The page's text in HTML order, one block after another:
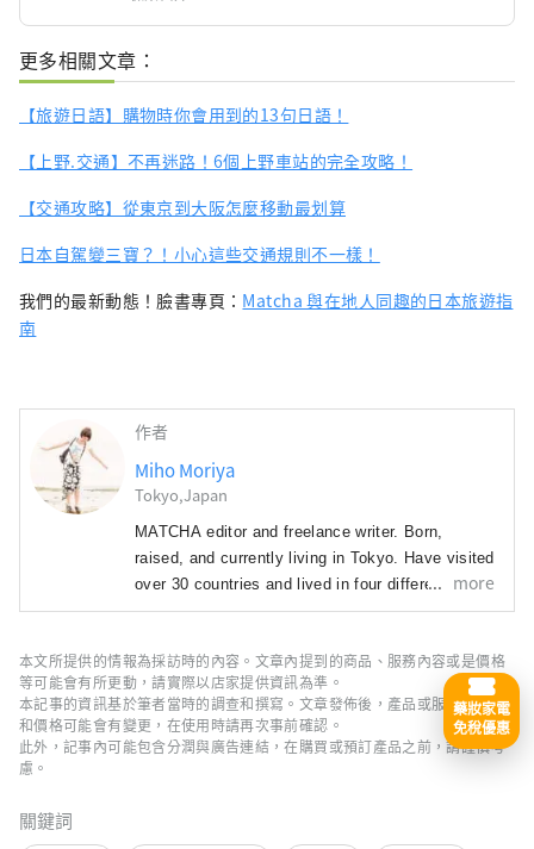
更多相關文章：
【旅遊日語】購物時你會用到的13句日語！
【上野.交通】不再迷路！6個上野車站的完全攻略！
【交通攻略】從東京到大阪怎麼移動最划算
日本自駕變三寶？！小心這些交通規則不一樣！
我們的最新動態！臉書專頁： Matcha 與在地人同趣的日本旅遊指
南
作者
Miho Moriya
Tokyo,Japan
MATCHA editor and freelance writer. Born,
raised, and currently living in Tokyo. Have visited
over 30 countries and lived in four different
prefectures. I have traveled to almost all 47
I try to create articles that help convey the
charms of a destination through words and
pictures. I love forests, temples, and camels.
more
本文所提供的情報為採訪時的內容。文章內提到的商品、服務內容或是價格
等可能會有所更動，請實際以店家提供資訊為準。
本記事的資訊基於筆者當時的調查和撰寫。文章發佈後，產品或服務的內容
和價格可能會有變更，在使用時請再次事前確認。
此外，記事內可能包含分潤與廣告連結，在購買或預訂產品之前，請謹慎考
慮。
關鍵詞
藥妝家電
免稅優惠